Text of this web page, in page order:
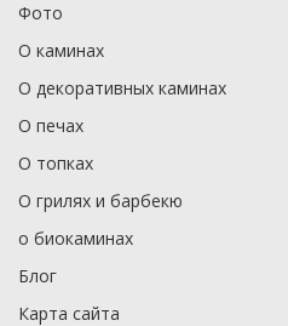
Фото
О каминах
О декоративных каминах
О печах
О топках
О грилях и барбекю
о биокаминах
Блог
Карта сайта